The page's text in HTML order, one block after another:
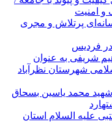
و امنیت
پرتلاش و مجری
فردیس
شریفی به عنوان
شهرستان نظرآباد
شهید محمد یاسین بسحاق
علیه السلام استان